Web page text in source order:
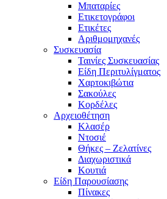
Μπαταρίες
Ετικετογράφοι
Ετικέτες
Αριθμομηχανές
Συσκευασία
Ταινίες Συσκευασίας
Είδη Περιτυλίγματος
Χαρτοκιβώτια
Σακούλες
Κορδέλες
Αρχειοθέτηση
Κλασέρ
Ντοσιέ
Θήκες – Ζελατίνες
Διαχωριστικά
Κουτιά
Είδη Παρουσίασης
Πίνακες